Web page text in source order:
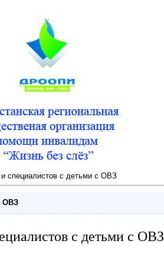
специалистов с детьми с ОВЗ
ОВЗ
с детьми с ОВЗ